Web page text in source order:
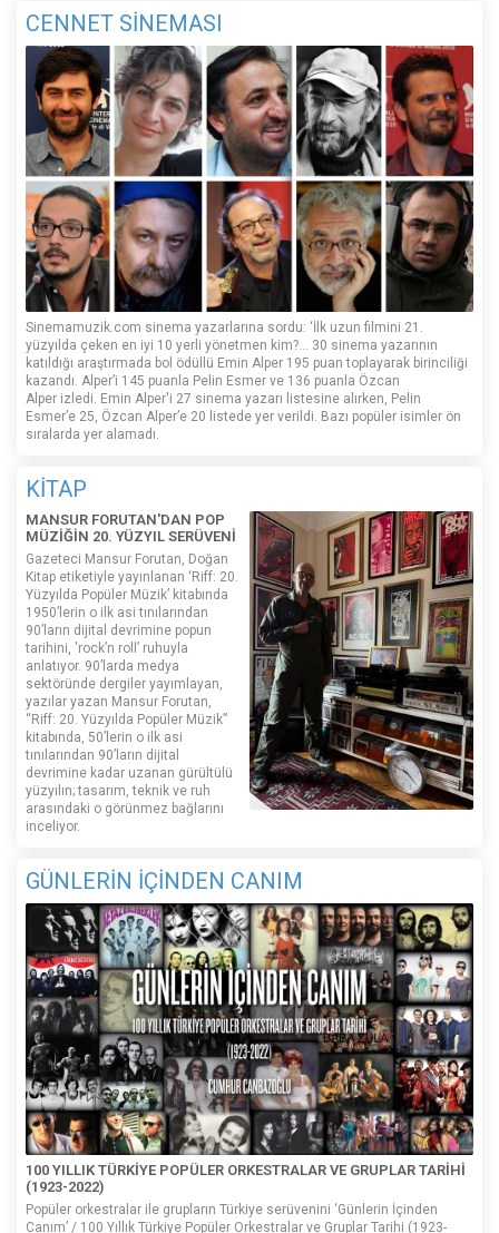
CENNET SİNEMASI
Sinemamuzik.com sinema yazarlarına sordu: ‘İlk uzun filmini 21.
yüzyılda çeken en iyi 10 yerli yönetmen kim?... 30 sinema yazarının
katıldığı araştırmada bol ödüllü Emin Alper 195 puan toplayarak birinciliği
kazandı. Alper’i 145 puanla Pelin Esmer ve 136 puanla Özcan
Alper izledi. Emin Alper'i 27 sinema yazarı listesine alırken, Pelin
Esmer’e 25, Özcan Alper’e 20 listede yer verildi. Bazı popüler isimler ön
sıralarda yer alamadı.
KİTAP
MANSUR FORUTAN'DAN POP
MÜZİĞİN 20. YÜZYIL SERÜVENİ
Gazeteci Mansur Forutan, Doğan
Kitap etiketiyle yayınlanan ‘Riff: 20.
Yüzyılda Popüler Müzik’ kitabında
1950’lerin o ilk asi tınılarından
90’ların dijital devrimine popun
tarihini, 'rock’n roll’ ruhuyla
anlatıyor. 90’larda medya
sektöründe dergiler yayımlayan,
yazılar yazan Mansur Forutan,
“Riff: 20. Yüzyılda Popüler Müzik”
kitabında, 50’lerin o ilk asi
tınılarından 90’ların dijital
devrimine kadar uzanan gürültülü
yüzyılın; tasarım, teknik ve ruh
arasındaki o görünmez bağlarını
inceliyor.
GÜNLERİN İÇİNDEN CANIM
100 YILLIK TÜRKİYE POPÜLER ORKESTRALAR VE GRUPLAR TARİHİ
(1923-2022)
Popüler orkestralar ile grupların Türkiye serüvenini ‘Günlerin İçinden
Canım’ / 100 Yıllık Türkiye Popüler Orkestralar ve Gruplar Tarihi (1923-